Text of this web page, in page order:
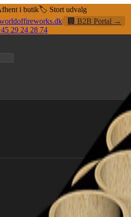
i butik🏷️ Stort udvalg
|
🏢 B2B Portal →
29 24 28 74